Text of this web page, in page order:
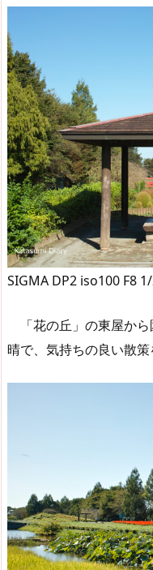
SIGMA DP2 iso100 F8
「花の丘」の東屋か
晴で、気持ちの良い散策